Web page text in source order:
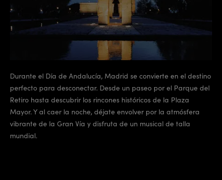
Durante el Día de Andalucía, Madrid se convierte en el destino
perfecto para desconectar. Desde un paseo por el Parque del
Retiro hasta descubrir los rincones históricos de la Plaza
Mayor. Y al caer la noche, déjate envolver por la atmósfera
vibrante de la Gran Vía y disfruta de un musical de talla
mundial.